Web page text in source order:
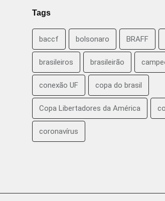
Tags
baccf bolsonaro BRAFF
brasileiros brasileirão
conexão UF copa do brasil
Copa Libertadores da América
coronavírus